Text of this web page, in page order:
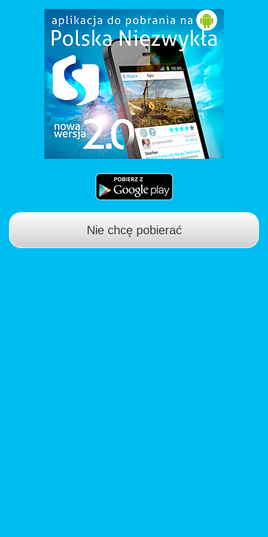
Nie chcę pobierać